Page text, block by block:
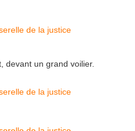
devant un grand voilier.